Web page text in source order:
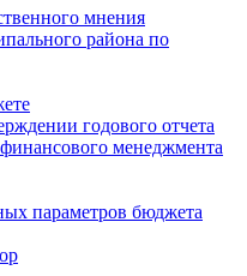
мнения
района по
годового отчета
менеджмента
параметров бюджета